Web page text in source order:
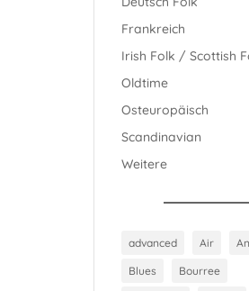
Frankreich
Irish Folk / Scottish
Oldtime
Osteuropäisch
Scandinavian
Weitere
advanced Air
Blues Bourree